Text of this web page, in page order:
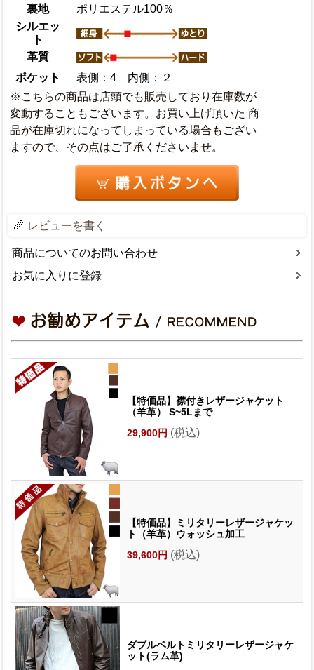
裏地
ポリエステル100％
シルエッ
ト
革質
ポケット
表側：4 内側：２
※こちらの商品は店頭でも販売しており在庫数が
変動することもございます。お買い上げ頂いた 商
品が在庫切れになってしまっている場合もござい
ますので、その点はご了承くださいませ。
レビューを書く
商品についてのお問い合わせ
お気に入りに登録
【特価品】襟付きレザージャケット
（羊革） S~5Lまで
29,900円 (税込)
【特価品】ミリタリーレザージャケッ
ト（羊革）ウォッシュ加工
39,600円 (税込)
ダブルベルトミリタリーレザージャケ
ット(ラム革)